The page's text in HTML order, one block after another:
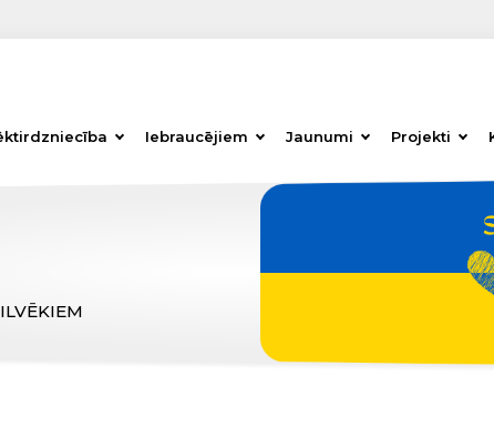
Iebraucējiem Jaunumi Projekti